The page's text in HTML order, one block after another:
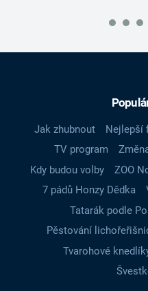
Jak zhubnout Nejlepší
TV program
Kdy budou volby
ZOO
7 pádů Honzy Dědka
Tatarák podle
Pěstování
Tvarohové